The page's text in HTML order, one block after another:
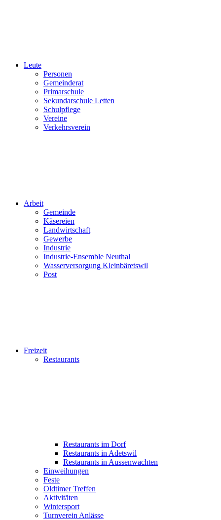
Leute
Personen
Gemeinderat
Primarschule
Sekundarschule Letten
Schulpflege
Vereine
Verkehrsverein
Arbeit
Gemeinde
Käsereien
Landwirtschaft
Gewerbe
Industrie
Industrie-Ensemble Neuthal
Wasserversorgung Kleinbäretswil
Post
Freizeit
Restaurants
Restaurants im Dorf
Restaurants in Adetswil
Restaurants in Aussenwachten
Einweihungen
Feste
Oldtimer Treffen
Aktivitäten
Wintersport
Turnverein Anlässe